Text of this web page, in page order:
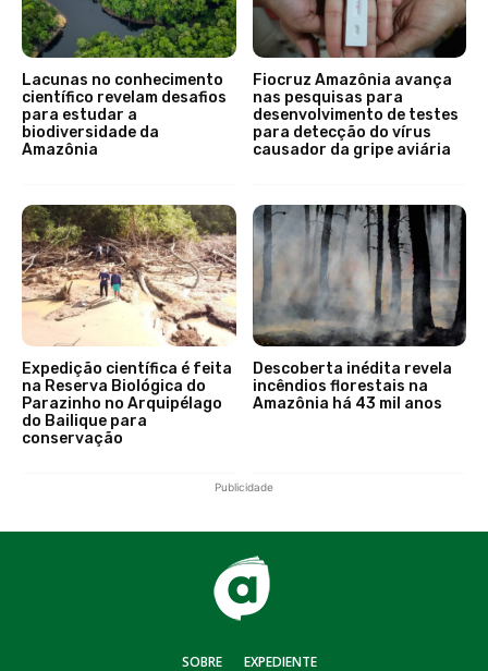
Lacunas no conhecimento
científico revelam desafios
para estudar a
biodiversidade da
Amazônia
Fiocruz Amazônia avança
nas pesquisas para
desenvolvimento de testes
para detecção do vírus
causador da gripe aviária
Expedição científica é feita
na Reserva Biológica do
Parazinho no Arquipélago
do Bailique para
conservação
Descoberta inédita revela
incêndios florestais na
Amazônia há 43 mil anos
Publicidade
SOBRE EXPEDIENTE